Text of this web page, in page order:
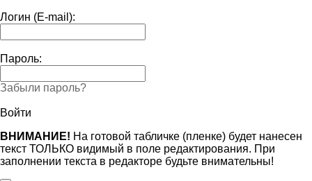
Логин (E-mail):
Пароль:
Забыли пароль?
Войти
ВНИМАНИЕ! На готовой табличке (пленке) будет нанесен
текст ТОЛЬКО видимый в поле редактирования. При
заполнении текста в редакторе будьте внимательны!